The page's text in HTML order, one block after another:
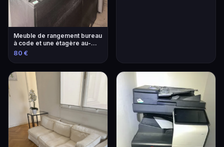
Meuble de rangement bureau
à code et une étagère au-
dessus. FRAIS 14,28 %
L'HOTEL DES VENTES,...
80 €